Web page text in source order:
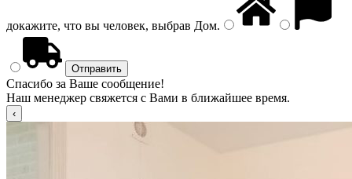
докажите, что вы человек, выбрав Дом.
Спасибо за Ваше сообщение!
Наш менеджер свяжется с Вами в ближайшее время.